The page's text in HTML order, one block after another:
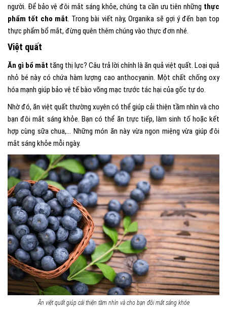
người. Để bảo vệ đôi mắt sáng khỏe, chúng ta cần ưu tiên những thực
phẩm tốt cho mắt. Trong bài viết này, Organika sẽ gợi ý đến bạn top
thực phẩm bổ mắt, đừng quên thêm chúng vào thực đơn nhé.
Việt quất
Ăn gì bổ mắt tăng thị lực? Câu trả lời chính là ăn quả việt quất. Loại quả
nhỏ bé này có chứa hàm lượng cao anthocyanin. Một chất chống oxy
hóa mạnh giúp bảo vệ tế bào võng mạc trước tác hại của gốc tự do.
Nhờ đó, ăn việt quất thường xuyên có thể giúp cải thiện tầm nhìn và cho
bạn đôi mắt sáng khỏe. Bạn có thể ăn trực tiếp, làm sinh tố hoặc kết
hợp cùng sữa chua,… Những món ăn này vừa ngon miệng vừa giúp đôi
mắt sáng khỏe mỗi ngày.
Ăn việt quất giúp cải thiện tầm nhìn và cho bạn đôi mắt sáng khỏe